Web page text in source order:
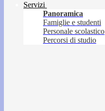
Servizi
Panoramica
Famiglie e studenti
Personale scolastico
Percorsi di studio